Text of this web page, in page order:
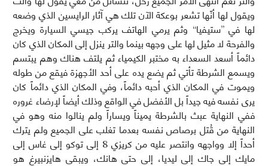
ويقول لها أنّها تشعر بوعكة الآن تلك هي آثار الرايسين الذي وضعه
لها في ”ستيفيا“ وثم يرمي الهاتف يركب جيسي السيارة ويخرج
والفرحة لا مثيل لها على وجهه بينما والتر ينزل إلى المكان الذي كان
دائماً أسعد السعداء به مختبر الكيمياء ثم يلتف هناك وهم يبتسم
ويسمع الشرطة تأتي ثم يضع يده على أحد الأجهزة فيقع من طوله
ويموت في المكان الذي أحبه دائماً، وفي المكان الذي دائماً كان
يرى نفسه فيه جيداً بل الأفضل في الواقع وذلك أيضاً لإرضاء غروره
ففي النهاية عبث بالشرطة يميناً ويساراً ولم ينالوا منه وهو في
النهاية من قُتل برصاص نفسه بعدما تغلب على الجميع ولم يترك
أحداً إلا وواجهه وانتصر عليه من كريزي 8 إلى توكو إلى غاس إلى
مايك إلى جاك إلى ليديا، إلى حتى هانك، ويبقى هايزنبيرغ هو